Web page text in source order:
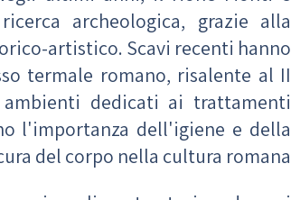
archeologica, grazie alla
artistico. Scavi recenti hanno
termale romano, risalente al II
dedicati ai trattamenti
l'importanza dell'igiene e della
del corpo nella cultura romana.